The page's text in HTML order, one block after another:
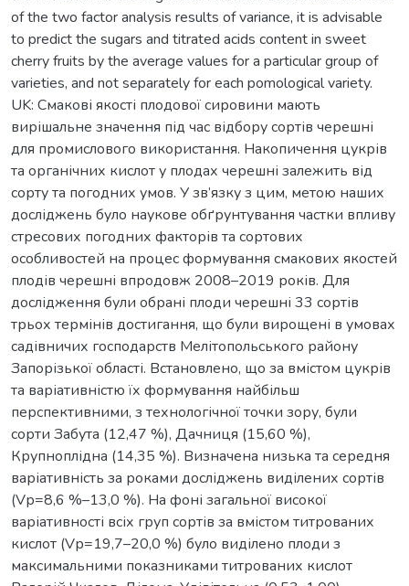
of the two factor analysis results of variance, it is advisable
to predict the sugars and titrated acids content in sweet
cherry fruits by the average values for a particular group of
varieties, and not separately for each pomological variety.
UK: Смакові якості плодової сировини мають
вирішальне значення під час відбору сортів черешні
для промислового використання. Накопичення цукрів
та органічних кислот у плодах черешні залежить від
сорту та погодних умов. У зв’язку з цим, метою наших
досліджень було наукове обґрунтування частки впливу
стресових погодних факторів та сортових
особливостей на процес формування смакових якостей
плодів черешні впродовж 2008–2019 років. Для
дослідження були обрані плоди черешні 33 сортів
трьох термінів достигання, що були вирощені в умовах
садівничих господарств Мелітопольського району
Запорізької області. Встановлено, що за вмістом цукрів
та варіативністю їх формування найбільш
перспективними, з технологічної точки зору, були
сорти Забута (12,47 %), Дачниця (15,60 %),
Крупноплідна (14,35 %). Визначена низька та середня
варіативність за роками досліджень виділених сортів
(Vр=8,6 %–13,0 %). На фоні загальної високої
варіативності всіх груп сортів за вмістом титрованих
кислот (Vр=19,7–20,0 %) було виділено плоди з
максимальними показниками титрованих кислот